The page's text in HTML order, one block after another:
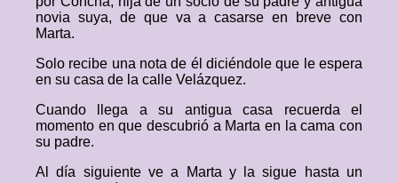
novia suya, de que va a casarse en breve con
Marta.
Solo recibe una nota de él diciéndole que le espera
en su casa de la calle Velázquez.
Cuando llega a su antigua casa recuerda el
momento en que descubrió a Marta en la cama con
su padre.
Al día siguiente ve a Marta y la sigue hasta un